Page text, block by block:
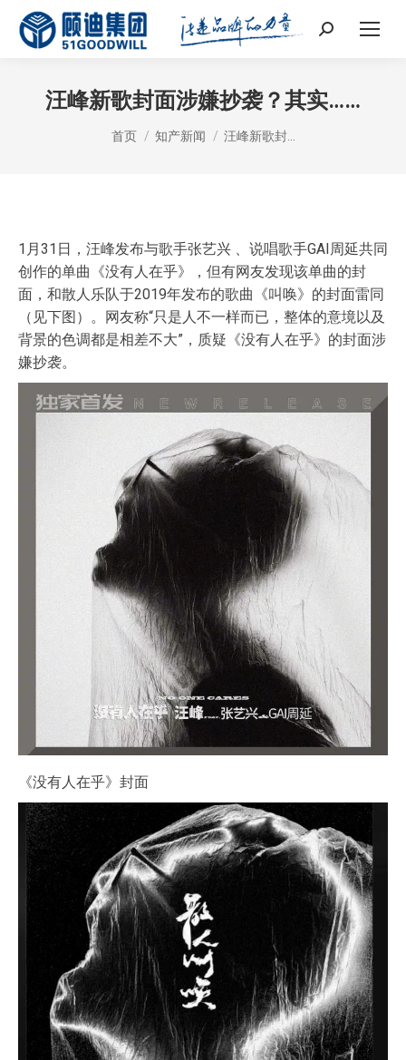
Search:
汪峰新歌封面涉嫌抄袭？其实……
您在这里：
首页 知产新闻 汪峰新歌封…
1月31日，汪峰发布与歌手张艺兴 、说唱歌手GAI周延共同
创作的单曲《没有人在乎》，但有网友发现该单曲的封
面，和散人乐队于2019年发布的歌曲《叫唤》的封面雷同
（见下图）。网友称“只是人不一样而已，整体的意境以及
背景的色调都是相差不大”，质疑《没有人在乎》的封面涉
嫌抄袭。
《没有人在乎》封面